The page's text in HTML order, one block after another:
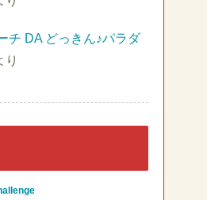
DA どっきん♪パラダ
り